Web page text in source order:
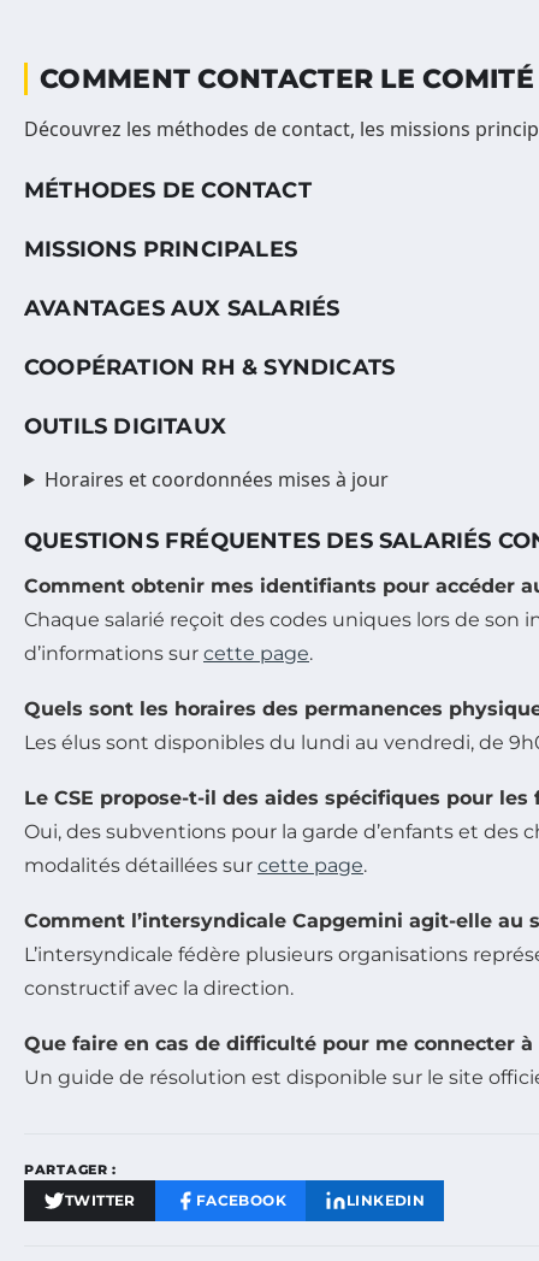
COMMENT CONTACTER LE
Découvrez les méthodes de contact, les missions
MÉTHODES DE CONTACT
MISSIONS PRINCIPALES
AVANTAGES AUX SALARIÉS
COOPÉRATION RH & SYNDICATS
OUTILS DIGITAUX
Horaires et coordonnées mises à jour
QUESTIONS FRÉQUENTES DES SALARIÉS
Comment obtenir mes identifiants pour accéder
Chaque salarié reçoit des codes uniques lors de
d’informations sur cette page.
Quels sont les horaires des permanences
Les élus sont disponibles du lundi au vendredi, de
Le CSE propose-t-il des aides spécifiques pour les
Oui, des subventions pour la garde d’enfants et des
modalités détaillées sur cette page.
Comment l’intersyndicale Capgemini agit-elle au
L’intersyndicale fédère plusieurs organisations
constructif avec la direction.
Que faire en cas de difficulté pour me connecter à
Un guide de résolution est disponible sur le site
PARTAGER :
TWITTER FACEBOOK LINKEDIN